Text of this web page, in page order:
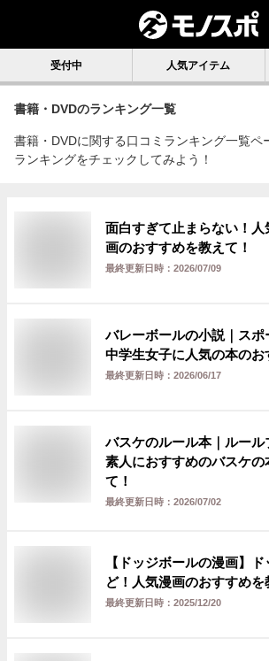
受付中 人気アイテム
書籍・DVDのランキング一覧
書籍・DVDに関する口コミランキング一覧ペ
ランキングをチェックしてみよう！
面白すぎて止まらない！人
画のおすすめを教えて！
最終更新日時： 2026/07/09
バレーボールの小説｜スポ
中学生女子に人気の本のお
最終更新日時： 2026/06/17
バスケのルール本｜ルール
素人におすすめのバスケの
て！
最終更新日時： 2026/07/02
【ドッジボールの漫画】
ど！人気漫画のおすすめを
最終更新日時： 2025/12/20